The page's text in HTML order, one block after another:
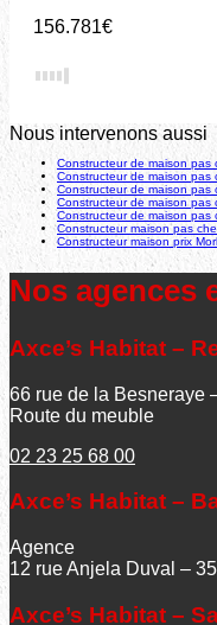
156.781€
Nous intervenons aussi
Constructeur de maison pas
Constructeur de maison pas
Constructeur de maison pas
Constructeur de maison pas
Constructeur de maison pas
Constructeur maison pas
Constructeur maison prix
Nos agences
Axce’s Habitat –
66 rue de la Besneraye
Route du meuble
02 23 25 68 00
Axce’s Habitat –
Agence
12 rue Anjela Duval –
Axce’s Habitat –